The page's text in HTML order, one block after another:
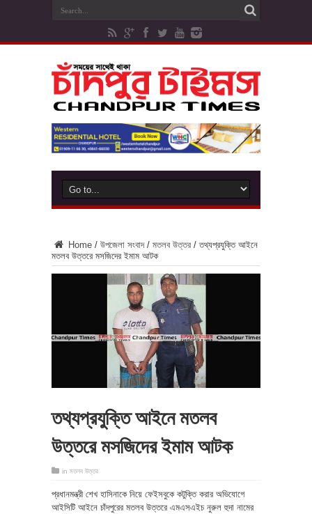
Home / উপজেলা সংবাদ / মতলব উত্তর / তথ্যপ্রযুক্তি আইনে
মতলব উত্তরে মসজিদের ইমাম আটক
তথ্যপ্রযুক্তি আইনে মতলব
উত্তরে মসজিদের ইমাম আটক
in মতলব উত্তর
প্রধানমন্ত্রী শেখ হাসিনাকে নিয়ে ফেইসবুকে কটুক্তি করার অভিযোগে
আইসিটি আইনে চাঁদপুরের মতলব উত্তরে এমএসএইচ নুরুল হুদা নামের